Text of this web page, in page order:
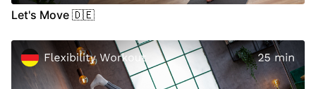
Let's Move 🇩🇪